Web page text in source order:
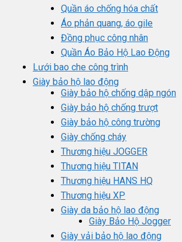
Quần áo chống hóa chất
Áo phản quang, áo gile
Đồng phục công nhân
Quần Áo Bảo Hộ Lao Động
Lưới bao che công trình
Giày bảo hộ lao động
Giày bảo hộ chống dập ngón
Giày bảo hộ chống trượt
Giày bảo hộ công trường
Giày chống cháy
Thương hiệu JOGGER
Thương hiệu TITAN
Thương hiệu HANS HQ
Thương hiệu XP
Giày da bảo hộ lao động
Giày Bảo Hộ Jogger
Giày vải bảo hộ lao động